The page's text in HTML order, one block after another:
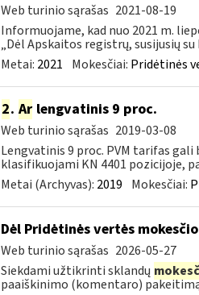
Web turinio sąrašas 2021-08-19
Informuojame, kad nuo 2021 m.
„Dėl Apskaitos registrų, susijusių
Metai: 2021 Mokesčiai: Pridėtinės
2. Arlengvatinis 9 proc.
Web turinio sąrašas 2019-03-08
Lengvatinis 9 proc. PVM tarifas
klasifikuojami KN 4401 pozicijoje,
Metai (Archyvas): 2019 Mokesčiai:
Dėl Pridėtinės vertės
Web turinio sąrašas 2026-05-27
Siekdami užtikrinti sklandų
paaiškinimo (komentaro)